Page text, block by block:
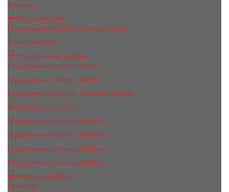
Новинки
Парфюмерия
Парфюмерия BEA'S Beauty & Scent
Luxe collection
Подарочные наборы
Подарочные наборы Bea's
Подарочные наборы 4х5ml
Подарочные наборы Victoria's Secret
Подарочные наборы
Подарочные наборы 2x15 мл
Подарочные наборы 3х15 мл
Подарочные наборы 3x50 мл
Подарочные наборы 3x20 мл
Наборы 3х20 мл
Женские